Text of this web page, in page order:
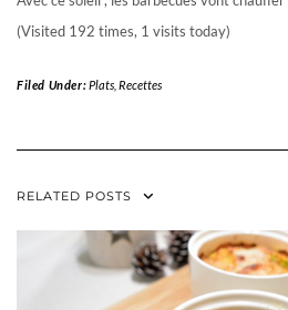
(Visited 192 times, 1 visits today)
Filed Under:Plats, Recettes
RELATED POSTS